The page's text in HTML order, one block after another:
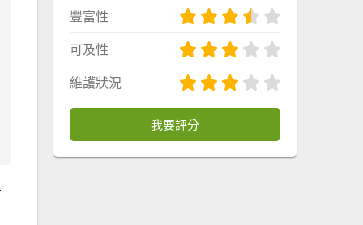
豐富性
可及性
維護狀況
我要評分